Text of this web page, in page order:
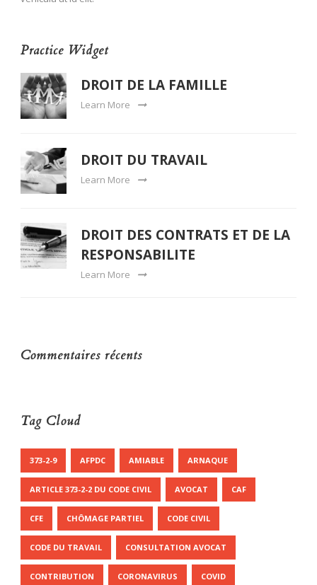
Practice Widget
DROIT DE LA FAMILLE
Learn More
DROIT DU TRAVAIL
Learn More
DROIT DES CONTRATS ET DE LA
RESPONSABILITE
Learn More
Commentaires récents
Tag Cloud
373-2-9 AFPDC AMIABLE ARNAQUE
ARTICLE 373-2-2 DU CODE CIVIL AVOCAT CAF
CFE CHÔMAGE PARTIEL CODE CIVIL
CODE DU TRAVAIL CONSULTATION AVOCAT
CONTRIBUTION CORONAVIRUS COVID